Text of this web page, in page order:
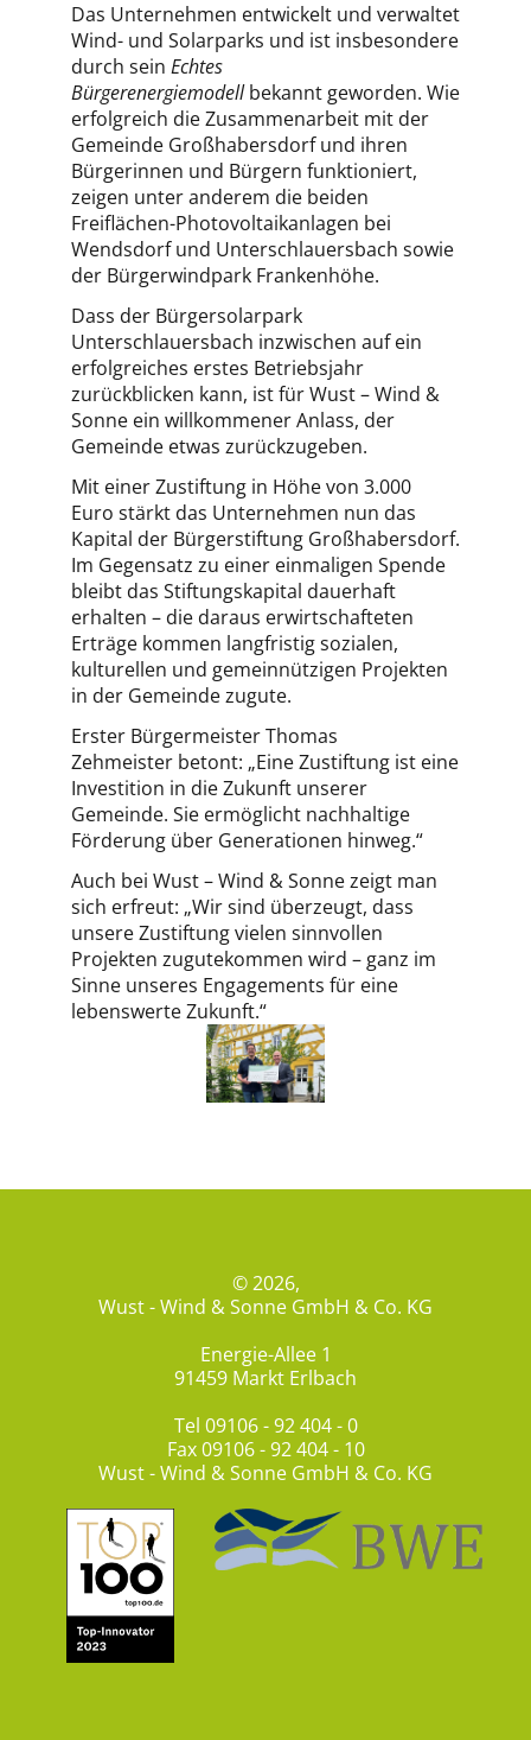
Das Unternehmen entwickelt und verwaltet
Wind- und Solarparks und ist insbesondere
durch sein Echtes
Bürgerenergiemodellbekannt geworden. Wie
erfolgreich die Zusammenarbeit mit der
Gemeinde Großhabersdorf und ihren
Bürgerinnen und Bürgern funktioniert,
zeigen unter anderem die beiden
Freiflächen-Photovoltaikanlagen bei
Wendsdorf und Unterschlauersbach sowie
der Bürgerwindpark Frankenhöhe.
Dass der Bürgersolarpark
Unterschlauersbach inzwischen auf ein
erfolgreiches erstes Betriebsjahr
zurückblicken kann, ist für Wust – Wind &
Sonne ein willkommener Anlass, der
Gemeinde etwas zurückzugeben.
Mit einer Zustiftung in Höhe von 3.000
Euro stärkt das Unternehmen nun das
Kapital der Bürgerstiftung Großhabersdorf.
Im Gegensatz zu einer einmaligen Spende
bleibt das Stiftungskapital dauerhaft
erhalten – die daraus erwirtschafteten
Erträge kommen langfristig sozialen,
kulturellen und gemeinnützigen Projekten
in der Gemeinde zugute.
Erster Bürgermeister Thomas
Zehmeister betont: „Eine Zustiftung ist eine
Investition in die Zukunft unserer
Gemeinde. Sie ermöglicht nachhaltige
Förderung über Generationen hinweg.“
Auch bei Wust – Wind & Sonne zeigt man
sich erfreut: „Wir sind überzeugt, dass
unsere Zustiftung vielen sinnvollen
Projekten zugutekommen wird – ganz im
Sinne unseres Engagements für eine
lebenswerte Zukunft.“
© 2026,
Wust - Wind & Sonne GmbH & Co. KG
Energie-Allee 1
91459 Markt Erlbach
Tel 09106 - 92 404 - 0
Fax 09106 - 92 404 - 10
Wust - Wind & Sonne GmbH & Co. KG